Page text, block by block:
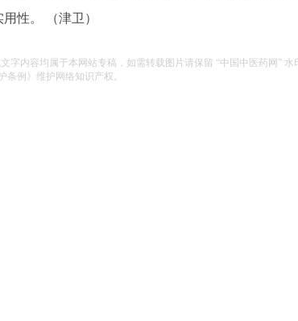
性。 （津卫）
字内容均属于本网站专稿，如需转载图片请保留 “中国中医药网” 水
例》维护网络知识产权。